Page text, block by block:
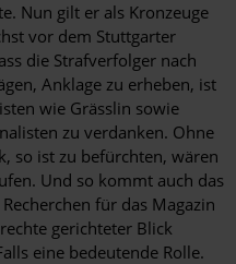
Nun gilt er als Kronzeuge
vor dem Stuttgarter
die Strafverfolger nach
Anklage zu ­erheben, ist
wie Grässlin sowie
zu verdanken. Ohne
so ist zu befürchten, ­wären
Und so kommt auch das
für das Magazin
gerichteter Blick
eine bedeutende Rolle.